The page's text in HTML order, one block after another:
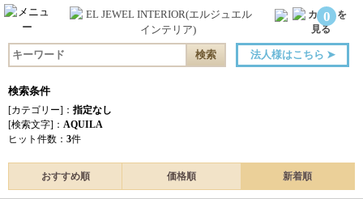
0
法人様はこちら ➤
検索条件
[カテゴリー]： 指定なし
[検索文字]： AQUILA
ヒット件数： 3件
おすすめ順 価格順 新着順